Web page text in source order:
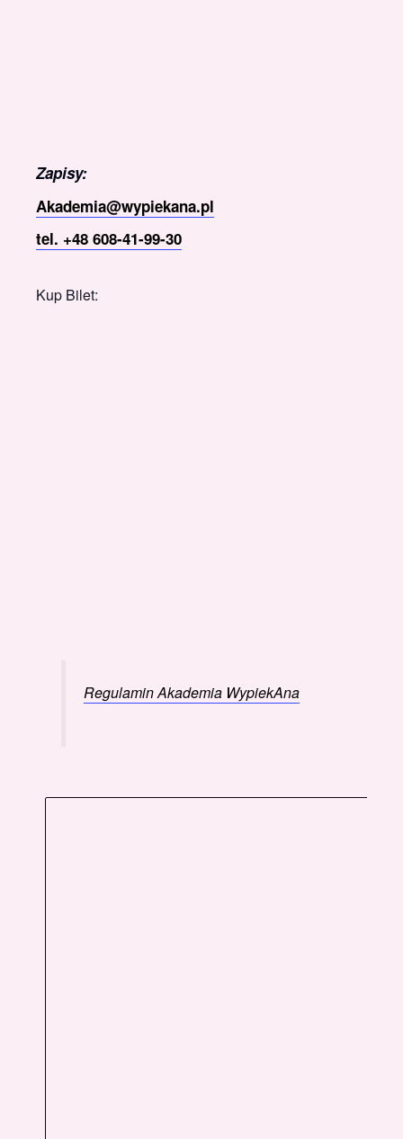
Zapisy:
Akademia@wypiekana.pl
tel. +48 608-41-99-30
Kup Bilet:
Regulamin Akademia WypiekAna